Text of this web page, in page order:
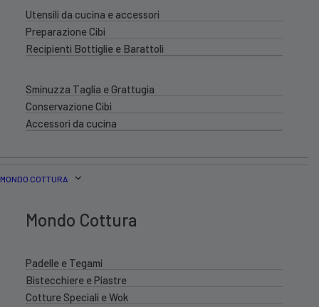
Utensili da cucina e accessori
Preparazione Cibi
Recipienti Bottiglie e Barattoli
Sminuzza Taglia e Grattugia
Conservazione Cibi
Accessori da cucina
MONDO COTTURA
Mondo Cottura
Padelle e Tegami
Bistecchiere e Piastre
Cotture Speciali e Wok